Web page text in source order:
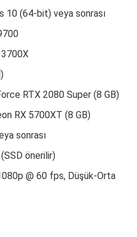
10 (64-bit) veya sonrası
RTX 2080 Super (8 GB)
RX 5700XT (8 GB)
sonrası
önerilir)
@ 60 fps, Düşük-Orta